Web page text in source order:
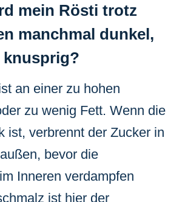
mein Rösti trotz
manchmal dunkel,
an einer zu hohen
zu wenig Fett. Wenn die
ist, verbrennt der Zucker in
bevor die
Inneren verdampfen
ist hier der